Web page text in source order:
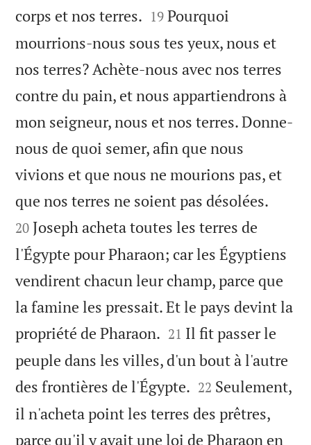
corps et nos terres. 

19 Pourquoi
mourrions-nous sous tes yeux, nous et
nos terres? Achète-nous avec nos terres
contre du pain, et nous appartiendrons à
mon seigneur, nous et nos terres. Donne-
nous de quoi semer, afin que nous
vivions et que nous ne mourions pas, et
que nos terres ne soient pas désolées.
20 Joseph acheta toutes les terres de
l'Égypte pour Pharaon; car les Égyptiens
vendirent chacun leur champ, parce que
la famine les pressait. Et le pays devint la
propriété de Pharaon. 

21 Il fit passer le
peuple dans les villes, d'un bout à l'autre
des frontières de l'Égypte. 

22 Seulement,
il n'acheta point les terres des prêtres,
parce qu'il y avait une loi de Pharaon en